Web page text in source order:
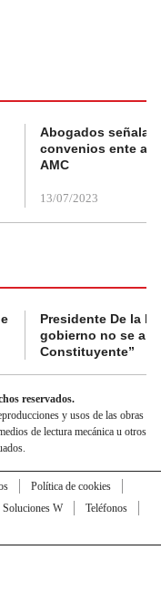
Abogados
convenios ente
AMC
13/07/2023
Presidente De la
gobierno no se
Constituyente”
reservados.
y usos de las obras
de lectura mecánica u otros
Política de cookies
Soluciones W
Teléfonos